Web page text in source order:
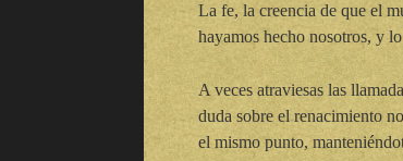
La fe, la creencia de que el
hayamos hecho nosotros, y
A veces atraviesas las
duda sobre el renacimiento
el mismo punto,